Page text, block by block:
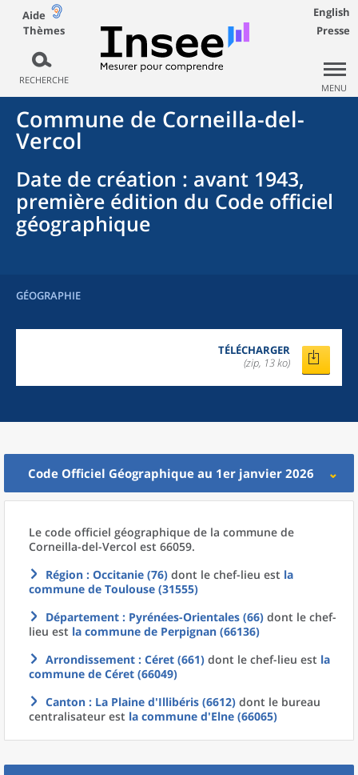
Aide
Thèmes
RECHERCHE
English
Presse
MENU
Commune de Corneilla-del-
Vercol
Date de création : avant 1943,
première édition du Code officiel
géographique
GÉOGRAPHIE
TÉLÉCHARGER
(zip, 13 ko)
Code Officiel Géographique au 1er janvier 2026
Le code officiel géographique de la commune de
Corneilla-del-Vercol est 66059.
Région : Occitanie (76) dont le chef-lieu est la
commune de Toulouse (31555)
Département : Pyrénées-Orientales (66) dont le chef-
lieu est la commune de Perpignan (66136)
Arrondissement : Céret (661) dont le chef-lieu est la
commune de Céret (66049)
Canton : La Plaine d'Illibéris (6612) dont le bureau
centralisateur est la commune d'Elne (66065)